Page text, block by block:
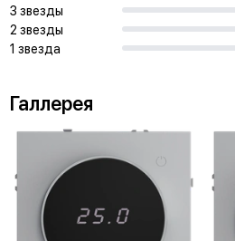
3 звезды
2 звезды
1 звезда
Галлерея